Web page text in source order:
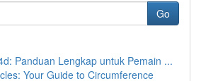
Go
Panduan Lengkap untuk Pemain ...
Your Guide to Circumference